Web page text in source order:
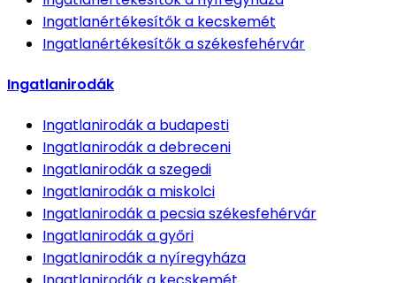
Ingatlanértékesítőka kecskemét
Ingatlanértékesítőka székesfehérvár
Ingatlanirodák
Ingatlanirodáka budapesti
Ingatlanirodáka debreceni
Ingatlanirodáka szegedi
Ingatlanirodáka miskolci
Ingatlanirodáka pecsia székesfehérvár
Ingatlanirodáka győri
Ingatlanirodáka nyíregyháza